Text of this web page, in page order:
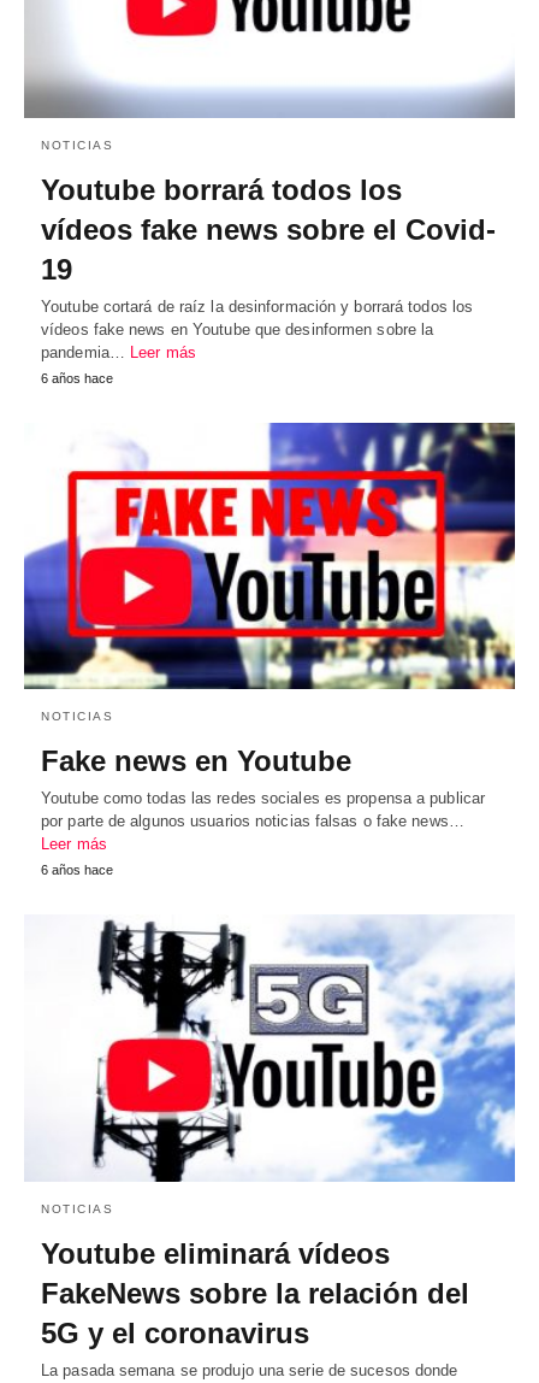
NOTICIAS
Youtube borrará todos los
vídeos fake news sobre el Covid-
19
Youtube cortará de raíz la desinformación y borrará todos los
vídeos fake news en Youtube que desinformen sobre la
pandemia…
Leer más
6 años hace
NOTICIAS
Fake news en Youtube
Youtube como todas las redes sociales es propensa a publicar
por parte de algunos usuarios noticias falsas o fake news…
Leer más
6 años hace
NOTICIAS
Youtube eliminará vídeos
FakeNews sobre la relación del
5G y el coronavirus
La pasada semana se produjo una serie de sucesos donde